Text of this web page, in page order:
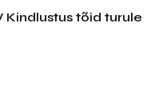
Kindlustus tõid turule